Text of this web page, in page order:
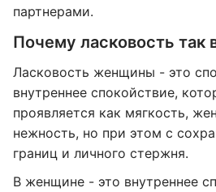
партнерами.
Почему ласковость
Ласковость женщины - это
внутреннее спокойствие,
проявляется как мягкость,
нежность, но при этом с
границ и личного стержня.
В женщине - это внутреннее